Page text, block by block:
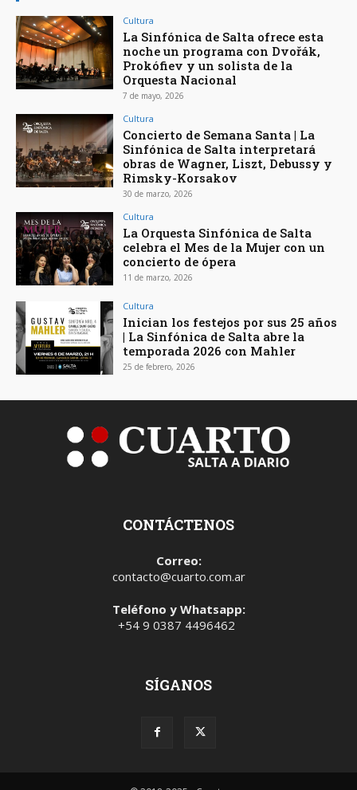
Cultura
La Sinfónica de Salta ofrece esta
noche un programa con Dvořák,
Prokófiev y un solista de la
Orquesta Nacional
7 de mayo, 2026
Cultura
Concierto de Semana Santa | La
Sinfónica de Salta interpretará
obras de Wagner, Liszt, Debussy y
Rimsky-Korsakov
30 de marzo, 2026
Cultura
La Orquesta Sinfónica de Salta
celebra el Mes de la Mujer con un
concierto de ópera
11 de marzo, 2026
Cultura
Inician los festejos por sus 25 años
| La Sinfónica de Salta abre la
temporada 2026 con Mahler
25 de febrero, 2026
CONTÁCTENOS
Correo:
contacto@cuarto.com.ar
Teléfono y Whatsapp:
+54 9 0387 4496462
SÍGANOS